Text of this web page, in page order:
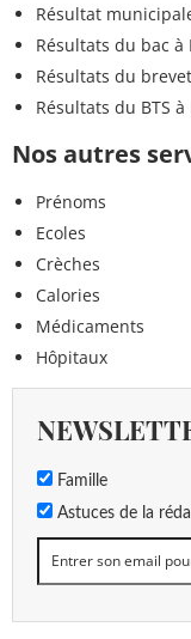
Résultat
Résultats du bac à
Résultats du
Résultats du BTS
Nos autres
Prénoms
Ecoles
Crèches
Calories
Médicaments
Hôpitaux
Famille
Astuces de la